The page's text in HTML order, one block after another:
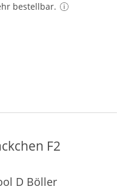
bestellbar.
F2
D Böller